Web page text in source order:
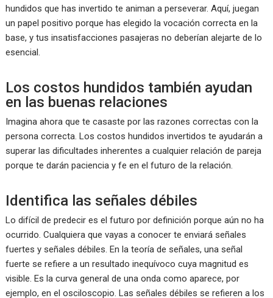
hundidos que has invertido te animan a perseverar. Aquí, juegan
un papel positivo porque has elegido la vocación correcta en la
base, y tus insatisfacciones pasajeras no deberían alejarte de lo
esencial.
Los costos hundidos también ayudan
en las buenas relaciones
Imagina ahora que te casaste por las razones correctas con la
persona correcta. Los costos hundidos invertidos te ayudarán a
superar las dificultades inherentes a cualquier relación de pareja
porque te darán paciencia y fe en el futuro de la relación.
Identifica las señales débiles
Lo difícil de predecir es el futuro por definición porque aún no ha
ocurrido. Cualquiera que vayas a conocer te enviará señales
fuertes y señales débiles. En la teoría de señales, una señal
fuerte se refiere a un resultado inequívoco cuya magnitud es
visible. Es la curva general de una onda como aparece, por
ejemplo, en el osciloscopio. Las señales débiles se refieren a los